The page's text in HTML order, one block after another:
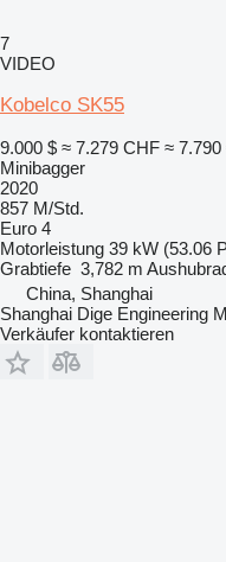
7
VIDEO
Kobelco SK55
9.000 $ ≈ 7.279 CHF ≈ 7.790
Minibagger
2020
857 M/Std.
Euro 4
Motorleistung 39 kW (53.06
Grabtiefe 3,782 m
China, Shanghai
Shanghai Dige Engineering
Verkäufer kontaktieren